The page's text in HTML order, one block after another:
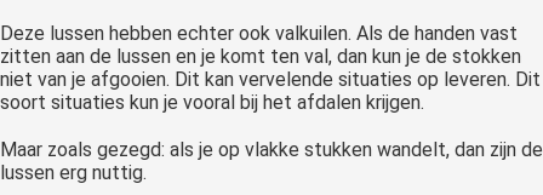
Deze lussen hebben echter ook valkuilen. Als de handen vast
zitten aan de lussen en je komt ten val, dan kun je de stokken
niet van je afgooien. Dit kan vervelende situaties op leveren. Dit
soort situaties kun je vooral bij het afdalen krijgen.
Maar zoals gezegd: als je op vlakke stukken wandelt, dan zijn de
lussen erg nuttig.